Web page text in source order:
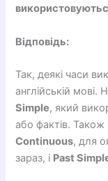
Відповідь:
Так, деякі часи
англійській
Simple, який
або фактів.
Continuous, для
зараз, і Past